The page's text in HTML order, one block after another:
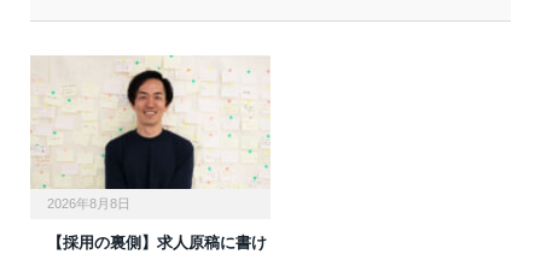
2026年8月8日
【採用の裏側】求人原稿に書け